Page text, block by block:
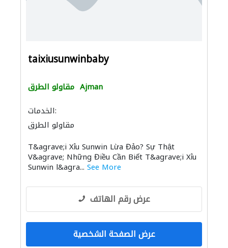
taixiusunwinbaby
مقاولو الطرق Ajman
الخدمات:
مقاولو الطرق
T&agrave;i Xỉu Sunwin Lừa Đảo? Sự Thật
V&agrave; Những Điều Cần Biết T&agrave;i Xỉu
Sunwin l&agra... See More
عرض رقم الهاتف
عرض الصفحة الشخصية